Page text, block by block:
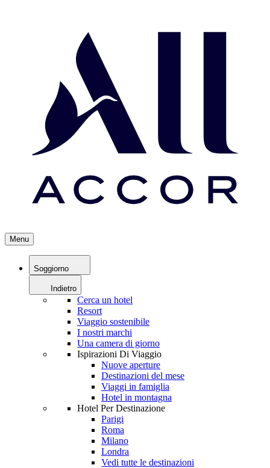
Menu
Soggiorno
Indietro
Cerca un hotel
Resort
Viaggio sostenibile
I nostri marchi
Una camera di giorno
Ispirazioni Di Viaggio
Nuove aperture
Destinazioni del mese
Viaggi in famiglia
Hotel in montagna
Hotel Per Destinazione
Parigi
Roma
Milano
Londra
Vedi tutte le destinazioni